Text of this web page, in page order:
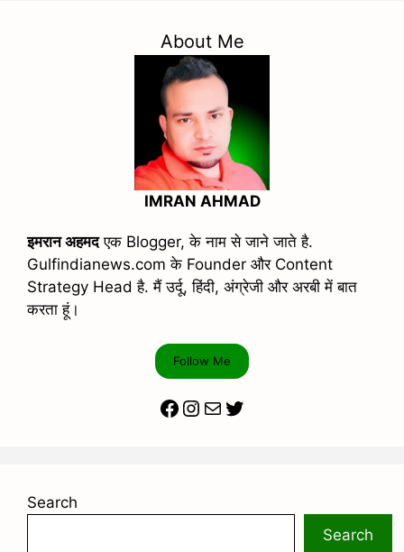
About Me
IMRAN AHMAD
इमरान अहमदएक Blogger, के नाम से जाने जाते है.
Gulfindianews.com के Founder और Content
Strategy Head है. मैं उर्दू, हिंदी, अंग्रेजी और अरबी में बात
करता हूं।
Follow Me
Facebook
Instagram
MailTwitter
Search
Search